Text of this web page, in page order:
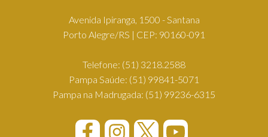
Avenida Ipiranga, 1500 - Santana
Porto Alegre/RS | CEP: 90160-091
Telefone: (51) 3218.2588
Pampa Saúde: (51) 99841-5071
Pampa na Madrugada: (51) 99236-6315